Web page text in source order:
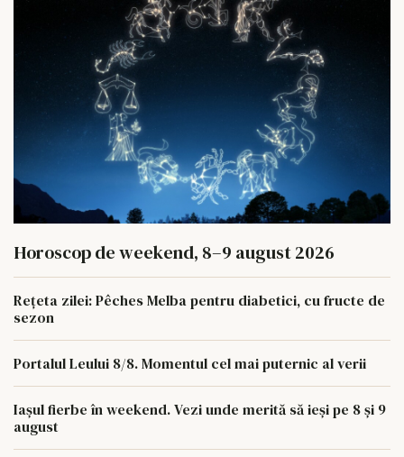
Horoscop de weekend, 8–9 august 2026
Rețeta zilei: Pêches Melba pentru diabetici, cu fructe de
sezon
Portalul Leului 8/8. Momentul cel mai puternic al verii
Iașul fierbe în weekend. Vezi unde merită să ieși pe 8 și 9
august